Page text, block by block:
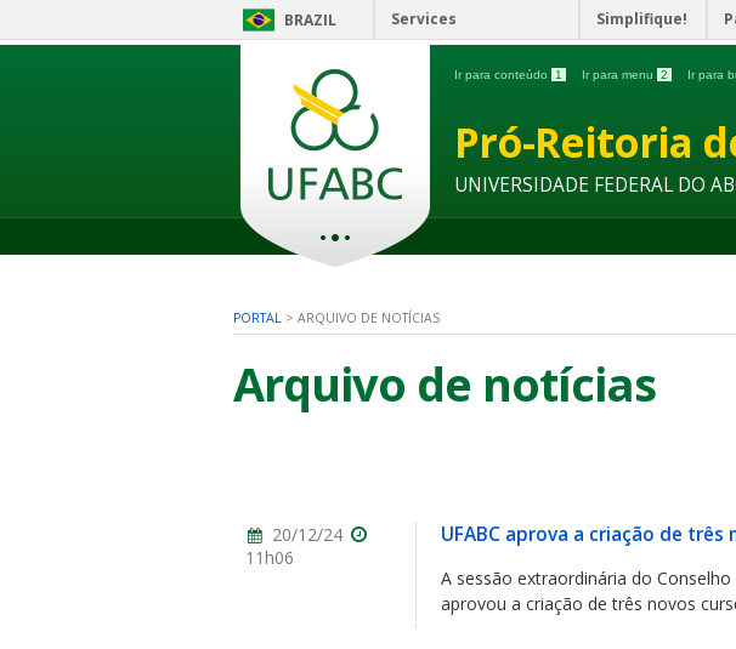
BRAZIL Services Simplifique!
Ir para conteúdo 1 Ir para menu 2 Ir para
Pró-Reitoria
UNIVERSIDADE FEDERAL DO
PORTAL > ARQUIVO DE NOTÍCIAS
Arquivo de notícias
UFABC aprova a criação de
A sessão extraordinária do
aprovou a criação de três novos
20/12/24
11h06